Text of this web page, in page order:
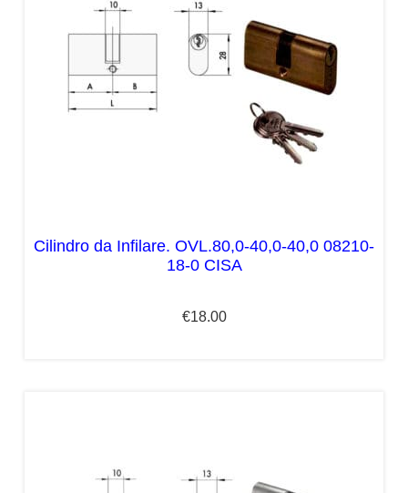
Cilindro da Infilare. OVL.80,0-40,0-40,0 08210-
18-0 CISA
€18.00